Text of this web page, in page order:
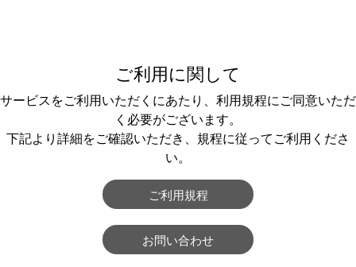
ご利用に関して
サービスをご利用いただくにあたり、利用規程にご同意いただ
く必要がございます。
下記より詳細をご確認いただき、規程に従ってご利用くださ
い。
ご利用規程
お問い合わせ